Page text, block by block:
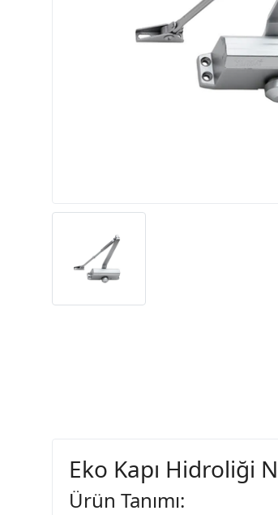
Eko Kapı Hidroliği
Ürün Tanımı: